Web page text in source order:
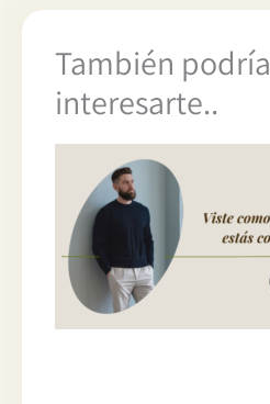
También podría
interesarte..